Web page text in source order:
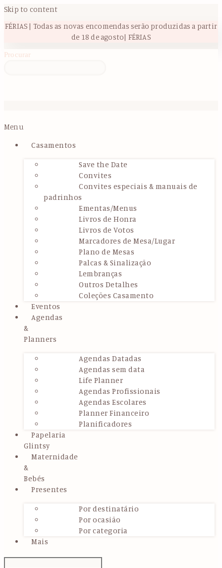
Skip to content
FÉRIAS | Todas as novas encomendas serão produzidas a partir
de 18 de agosto| FÉRIAS
Procurar
Menu
Casamentos
Save the Date
Convites
Convites especiais & manuais de
padrinhos
Ementas/Menus
Livros de Honra
Livros de Votos
Marcadores de Mesa/Lugar
Plano de Mesas
Palcas & Sinalização
Lembranças
Outros Detalhes
Coleções Casamento
Eventos
Agendas
&
Planners
Agendas Datadas
Agendas sem data
Life Planner
Agendas Profissionais
Agendas Escolares
Planner Financeiro
Planificadores
Papelaria
Glintsy
Maternidade
&
Bebés
Presentes
Por destinatário
Por ocasião
Por categoria
Mais